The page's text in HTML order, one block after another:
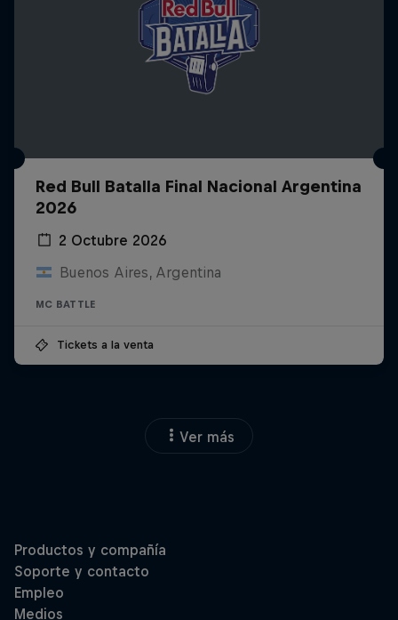
Red Bull Batalla Final Nacional Argentina
2026
2 Octubre 2026
Buenos Aires, Argentina
MC BATTLE
Tickets a la venta
Ver más